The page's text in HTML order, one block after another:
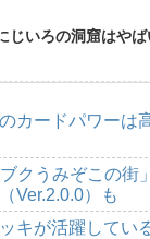
じいろの洞窟はや
カードパワーは
クうみぞこの街
Ver.2.0.0）も
キが活躍してい